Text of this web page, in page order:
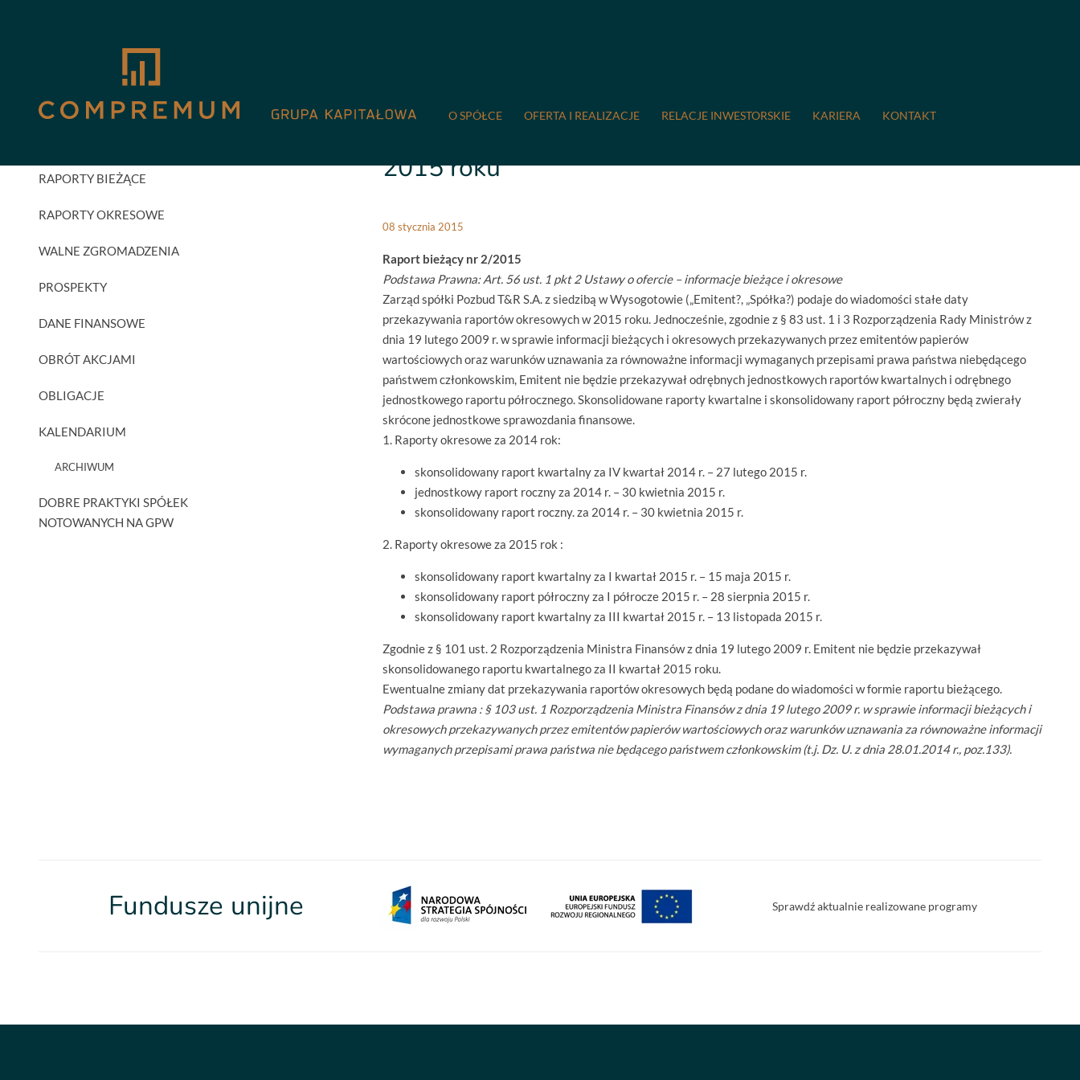
O SPÓŁCE OFERTA I REALIZACJE RELACJE INWESTORSKIE KARIERA KONTAKT
GPW
RAPORTY BIEŻĄCE
RAPORTY OKRESOWE
WALNE ZGROMADZENIA
PROSPEKTY
DANE FINANSOWE
OBRÓT AKCJAMI
OBLIGACJE
KALENDARIUM
ARCHIWUM
DOBRE PRAKTYKI SPÓŁEK
NOTOWANYCH NA GPW
2015 roku
08 stycznia 2015
Raport bieżący nr 2/2015
Podstawa Prawna:Art. 56 ust. 1 pkt 2 Ustawy o ofercie – informacje bieżące i okresowe
Zarząd spółki Pozbud T&R S.A. z siedzibą w Wysogotowie („Emitent?, „Spółka?) podaje do wiadomości stałe daty
przekazywania raportów okresowych w 2015 roku. Jednocześnie, zgodnie z § 83 ust. 1 i 3 Rozporządzenia Rady Ministrów z
dnia 19 lutego 2009 r. w sprawie informacji bieżących i okresowych przekazywanych przez emitentów papierów
wartościowych oraz warunków uznawania za równoważne informacji wymaganych przepisami prawa państwa niebędącego
państwem członkowskim, Emitent nie będzie przekazywał odrębnych jednostkowych raportów kwartalnych i odrębnego
jednostkowego raportu półrocznego. Skonsolidowane raporty kwartalne i skonsolidowany raport półroczny będą zwierały
skrócone jednostkowe sprawozdania finansowe.
1. Raporty okresowe za 2014 rok:
skonsolidowany raport kwartalny za IV kwartał 2014 r. – 27 lutego 2015 r.
jednostkowy raport roczny za 2014 r. – 30 kwietnia 2015 r.
skonsolidowany raport roczny. za 2014 r. – 30 kwietnia 2015 r.
2. Raporty okresowe za 2015 rok :
skonsolidowany raport kwartalny za I kwartał 2015 r. – 15 maja 2015 r.
skonsolidowany raport półroczny za I półrocze 2015 r. – 28 sierpnia 2015 r.
skonsolidowany raport kwartalny za III kwartał 2015 r. – 13 listopada 2015 r.
Zgodnie z § 101 ust. 2 Rozporządzenia Ministra Finansów z dnia 19 lutego 2009 r. Emitent nie będzie przekazywał
skonsolidowanego raportu kwartalnego za II kwartał 2015 roku.
Ewentualne zmiany dat przekazywania raportów okresowych będą podane do wiadomości w formie raportu bieżącego.
Podstawa prawna : § 103 ust. 1 Rozporządzenia Ministra Finansów z dnia 19 lutego 2009 r. w sprawie informacji bieżących i
okresowych przekazywanych przez emitentów papierów wartościowych oraz warunków uznawania za równoważne informacji
wymaganych przepisami prawa państwa nie będącego państwem członkowskim (t.j. Dz. U. z dnia 28.01.2014 r., poz.133).
Fundusze unijne Sprawdź aktualnie realizowane programy